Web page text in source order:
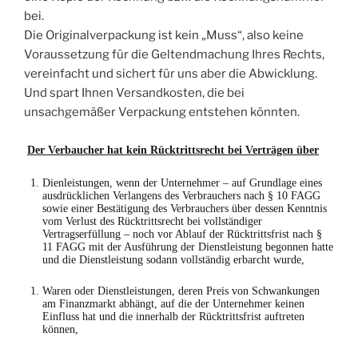
bei.
Die Originalverpackung ist kein „Muss“, also keine
Voraussetzung für die Geltendmachung Ihres Rechts,
vereinfacht und sichert für uns aber die Abwicklung.
Und spart Ihnen Versandkosten, die bei
unsachgemäßer Verpackung entstehen könnten.
Der Verbaucher hat kein Rücktrittsrecht bei Verträgen über
Dienleistungen, wenn der Unternehmer – auf Grundlage eines
ausdrücklichen Verlangens des Verbrauchers nach § 10 FAGG
sowie einer Bestätigung des Verbrauchers über dessen Kenntnis
vom Verlust des Rücktrittsrecht bei vollständiger
Vertragserfüllung – noch vor Ablauf der Rücktrittsfrist nach §
11 FAGG mit der Ausführung der Dienstleistung begonnen hatte
und die Dienstleistung sodann vollständig erbarcht wurde,
Waren oder Dienstleistungen, deren Preis von Schwankungen
am Finanzmarkt abhängt, auf die der Unternehmer keinen
Einfluss hat und die innerhalb der Rücktrittsfrist auftreten
können,